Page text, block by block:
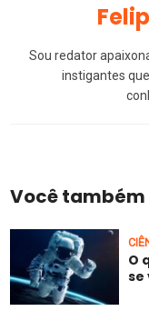
Sou redator
instigantes
Você
O
se